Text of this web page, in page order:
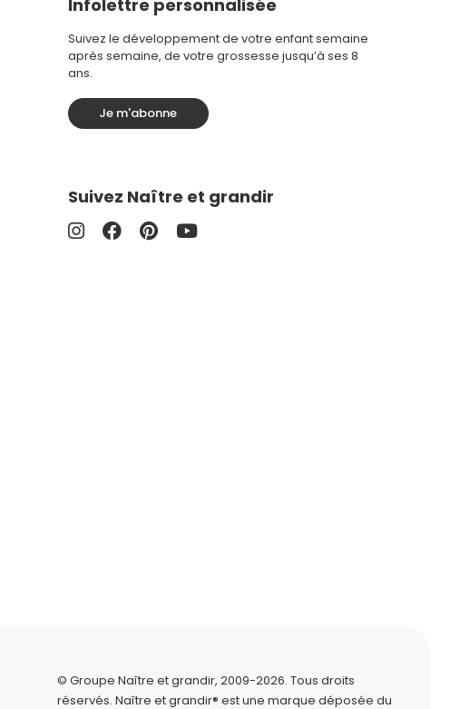
Infolettre personnalisée
Suivez le développement de votre enfant semaine
après semaine, de votre grossesse jusqu’à ses 8
ans.
Je m'abonne
Suivez Naître et grandir
© Groupe Naître et grandir, 2009-2026. Tous droits
réservés. Naître et grandir® est une marque déposée du